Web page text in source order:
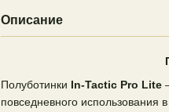
Описание
Полуботинки In-Tactic Pro Lite
повседневного использования